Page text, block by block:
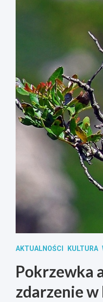
AKTUALNOŚCI KULTURA
Pokrzewka
zdarzenie w